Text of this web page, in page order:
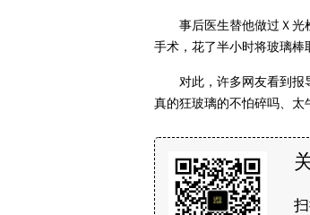
事后医生替他做过Ｘ光
手术，花了半小时将玻璃棒
对此，许多网友看到报
真的狂玻璃的不怕碎吗、太